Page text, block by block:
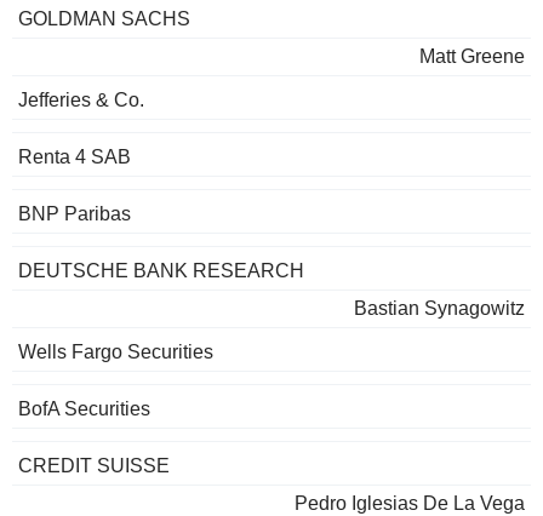
GOLDMAN SACHS
Matt Greene
Jefferies & Co.
Renta 4 SAB
BNP Paribas
DEUTSCHE BANK RESEARCH
Bastian Synagowitz
Wells Fargo Securities
BofA Securities
CREDIT SUISSE
Pedro Iglesias De La Vega